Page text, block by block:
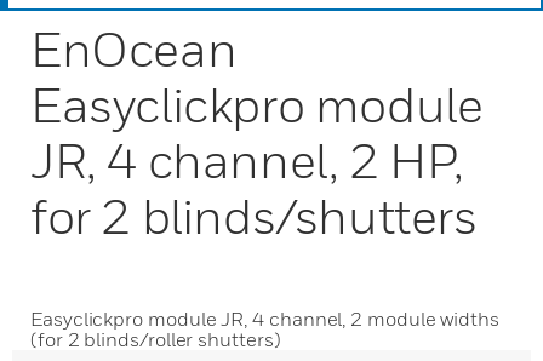
EnOcean
Easyclickpro module
JR, 4 channel, 2 HP,
for 2 blinds/shutters
Easyclickpro module JR, 4 channel, 2 module widths
(for 2 blinds/roller shutters)